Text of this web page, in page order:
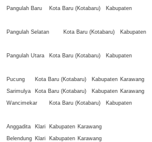
Pangulah Baru Kota Baru (Kotabaru)
Kabupaten
Pangulah Selatan Kota Baru (Kotabaru)
Kabupaten
Pangulah Utara Kota Baru (Kotabaru)
Kabupaten
Pucung Kota Baru (Kotabaru) Kabupaten Karawang
Sarimulya Kota Baru (Kotabaru) Kabupaten Karawang
Wancimekar Kota Baru (Kotabaru)
Kabupaten
Anggadita Klari Kabupaten Karawang
Belendung Klari Kabupaten Karawang